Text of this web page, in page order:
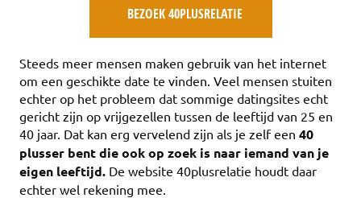
BEZOEK 40PLUSRELATIE
Steeds meer mensen maken gebruik van het internet
om een geschikte date te vinden. Veel mensen stuiten
echter op het probleem dat sommige datingsites echt
gericht zijn op vrijgezellen tussen de leeftijd van 25 en
40 jaar. Dat kan erg vervelend zijn als je zelf een 40
plusser bent die ook op zoek is naar iemand van je
eigen leeftijd. De website 40plusrelatie houdt daar
echter wel rekening mee.